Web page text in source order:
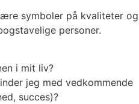
symboler på kvaliteter og
personer.
i mit liv?
jeg med vedkommende
succes)?